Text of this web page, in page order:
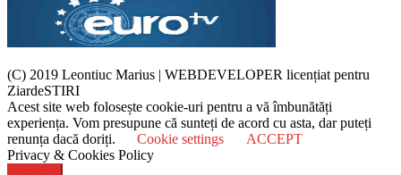
(C) 2019 Leontiuc Marius | WEBDEVELOPER licențiat pentru
ZiardeSTIRI
Acest site web folosește cookie-uri pentru a vă îmbunătăți
experiența. Vom presupune că sunteți de acord cu asta, dar puteți
renunța dacă doriți.
Cookie settings
ACCEPT
Privacy & Cookies Policy